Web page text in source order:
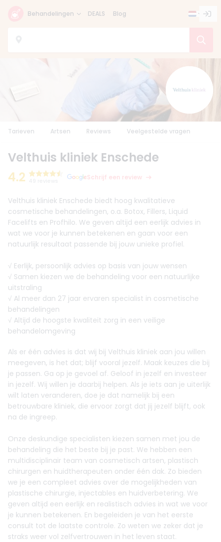
Behandelingen DEALS Blog
Tarieven Artsen Reviews Veelgestelde vragen
Velthuis kliniek Enschede
4.2
Schrijf een review
Velthuis kliniek Enschede biedt hoog kwalitatieve
cosmetische behandelingen, o.a. Botox, Fillers, Liquid
Facelifts en Profhilo. We geven altijd een eerlijk advies in
wat we voor je kunnen betekenen en gaan voor een
natuurlijk resultaat passende bij jouw unieke profiel.
√ Eerlijk, persoonlijk advies op basis van jouw wensen
√ Samen kiezen we de behandeling voor een natuurlijke
uitstraling
√ Al meer dan 27 jaar ervaren specialist in cosmetische
behandelingen
√ Altijd de hoogste kwaliteit zorg in een veilige
behandelomgeving
Als er één advies is dat wij bij Velthuis kliniek aan jou willen
meegeven, is het dat; blijf vooral jezelf. Maak keuzes die bij
je passen. Ga op je gevoel af. Geloof in jezelf en investeer
in jezelf. Wij willen je daarbij helpen. Als je iets aan je uiterlijk
wilt laten veranderen, doe je dat namelijk bij een
betrouwbare kliniek, die ervoor zorgt dat jij jezelf blijft, ook
na de ingreep.
Onze deskundige specialisten kiezen samen met jou de
behandeling die het beste bij je past. We hebben een
multidisciplinair team van cosmetisch artsen, plastisch
chirurgen en huidtherapeuten onder één dak. Zo bieden
we je een compleet advies over de mogelijkheden van
plastische chirurgie, injectables en huidverbetering. We
geven altijd een eerlijk en realistisch advies in wat we voor
je kunnen betekenen. En begeleiden je van het eerste
consult tot de laatste controle. Zo weten we zeker dat je
straks weer vol zelfvertrouwen in het leven staat.